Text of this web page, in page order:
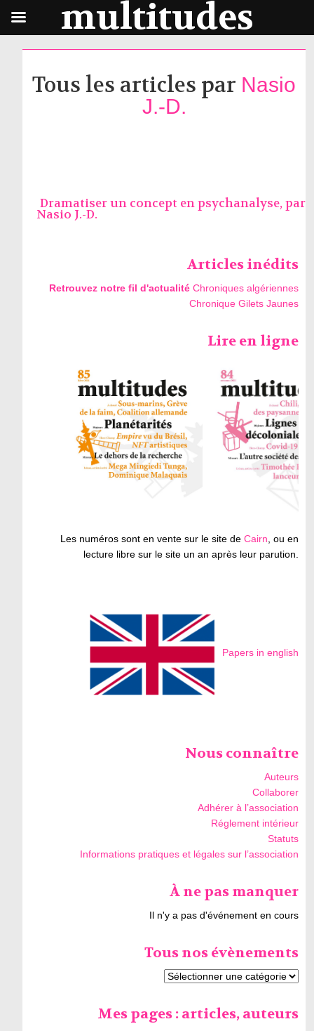
Tous les articles par Nasio
J.-D.
Dramatiser un concept en psychanalyse, par
Nasio J.-D.
Articles inédits
Retrouvez notre fil d'actualité Chroniques algériennes
Chronique Gilets Jaunes
Lire en ligne
Les numéros sont en vente sur le site deCairn, ou en
lecture libre sur le site un an après leur parution.
Papers in english
Nous connaître
Auteurs
Collaborer
Adhérer à l’association
Réglement intérieur
Statuts
Informations pratiques et légales sur l’association
À ne pas manquer
Il n'y a pas d'événement en cours
Tous nos évènements
Mes pages : articles, auteurs
multitudes